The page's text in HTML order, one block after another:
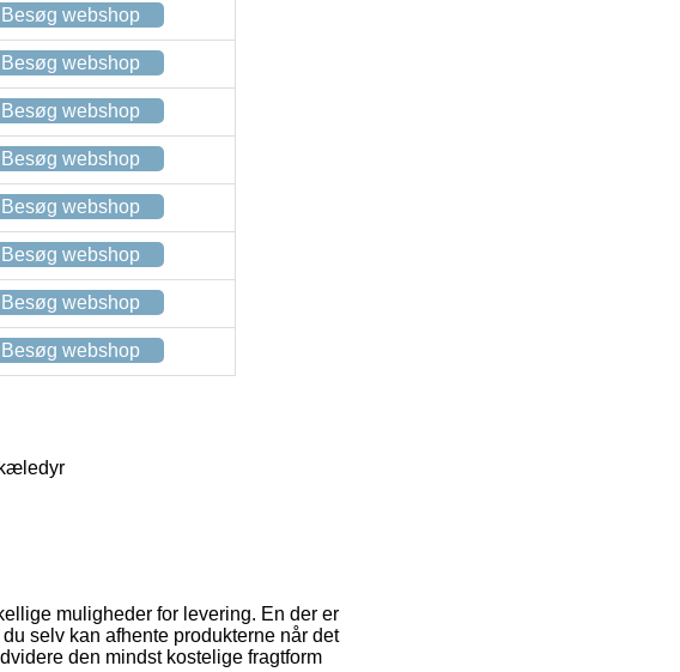
Besøg webshop
Besøg webshop
Besøg webshop
Besøg webshop
Besøg webshop
Besøg webshop
Besøg webshop
Besøg webshop
muligheder for levering. En der er
selv kan afhente produkterne når det
den mindst kostelige fragtform